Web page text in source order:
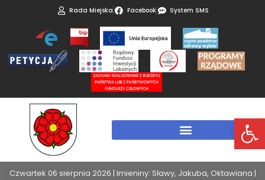
Rada Miejska Facebook System SMS
Czwartek 06 sierpnia 2026 | Imieniny: Sławy, Jakuba, Oktawiana |